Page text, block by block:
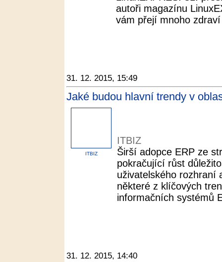
autoři magazínu
vám přejí mnoho
31. 12. 2015, 15:49
Jaké budou hlavní trendy v
ITBIZ
ITBIZ
Širší adopce ERP ze
pokračující růst
uživatelského rozhraní
některé z klíčových
informačních systémů
31. 12. 2015, 14:40